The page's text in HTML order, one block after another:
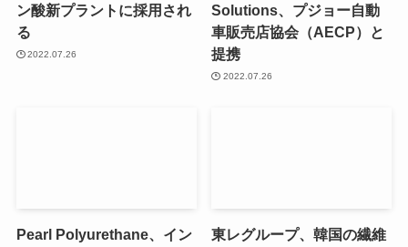
ン酸新プラントに採用され
る
2022.07.26
Solutions、プジョー自動
車販売店協会（AECP）と
提携
2022.07.26
Pearl Polyurethane、イン
東レグループ、韓国の繊維